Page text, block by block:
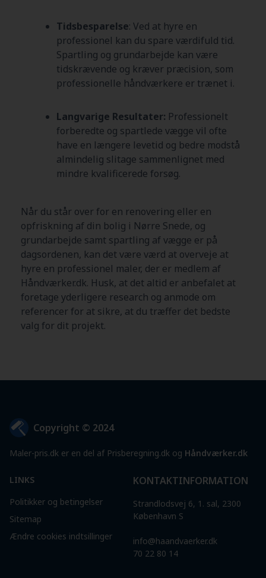
Tidsbesparelse: Ved at hyre en
professionel kan du spare værdifuld tid.
Spartling og grundarbejde kan være
tidskrævende og kræver præcision, som
professionelle håndværkere er trænet i.
Langvarige Resultater: Professionelt
forberedte og spartlede vægge vil ofte
have en længere levetid og bedre modstå
almindelig slitage sammenlignet med
mindre kvalificerede forsøg.
Når du står over for en renovering eller en
opfriskning af din bolig i Nørre Snede, og
grundarbejde samt spartling af vægge er på
dagsordenen, kan det være værd at overveje at
hyre en professionel maler, der er medlem af
Håndværker.dk. Husk, at det altid er anbefalet at
foretage yderligere research og anmode om
referencer for at sikre, at du træffer det bedste
valg for dit projekt.
Copyright © 2024
Maler-pris.dk er en del af Prisberegning.dk og Håndværker.dk
LINKS
Politikker og betingelser
Sitemap
Ændre cookies indtsillinger
KONTAKTINFORMATION
Strandlodsvej 6, 1. sal, 2300
København S
info@haandvaerker.dk
70 22 80 14